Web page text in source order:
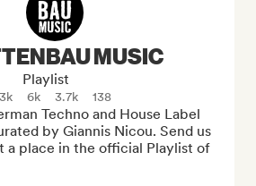
MUSIC
Playlist
6k 3.7k 138
Techno and House Label
by Giannis Nicou. Send us
a place in the official Playlist of